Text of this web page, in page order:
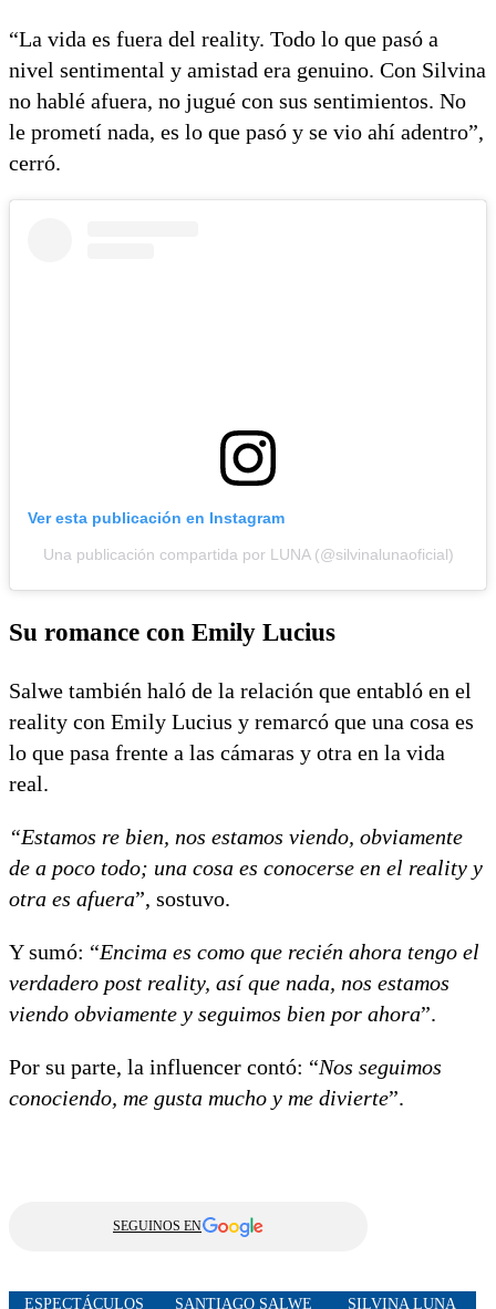
“La vida es fuera del reality. Todo lo que pasó a
nivel sentimental y amistad era genuino. Con Silvina
no hablé afuera, no jugué con sus sentimientos. No
le prometí nada, es lo que pasó y se vio ahí adentro”,
cerró.
Ver esta publicación en Instagram
Una publicación compartida por LUNA (@silvinalunaoficial)
Su romance con Emily Lucius
Salwe también haló de la relación que entabló en el
reality con Emily Lucius y remarcó que una cosa es
lo que pasa frente a las cámaras y otra en la vida
real.
“Estamos re bien, nos estamos viendo, obviamente
de a poco todo; una cosa es conocerse en el reality y
otra es afuera”, sostuvo.
Y sumó: “Encima es como que recién ahora tengo el
verdadero post reality, así que nada, nos estamos
viendo obviamente y seguimos bien por ahora”.
Por su parte, la influencer contó: “Nos seguimos
conociendo, me gusta mucho y me divierte”.
SEGUINOS EN
ESPECTÁCULOS SANTIAGO SALWE SILVINA LUNA